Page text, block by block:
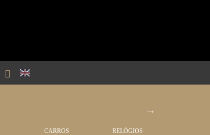
CARROS RELÓGIOS